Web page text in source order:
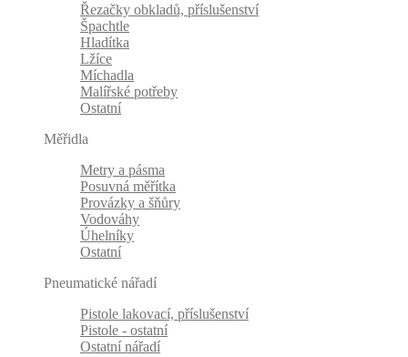
Řezačky obkladů, příslušenství
Špachtle
Hladítka
Lžíce
Míchadla
Malířské potřeby
Ostatní
Měřidla
Metry a pásma
Posuvná měřítka
Provázky a šňůry
Vodováhy
Úhelníky
Ostatní
Pneumatické nářadí
Pistole lakovací, příslušenství
Pistole - ostatní
Ostatní nářadí